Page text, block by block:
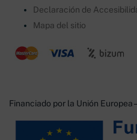
Declaración de
Mapa del sitio
Financiado por la Unión Europea